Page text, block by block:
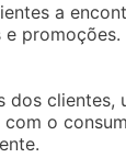
a
clientes,
o